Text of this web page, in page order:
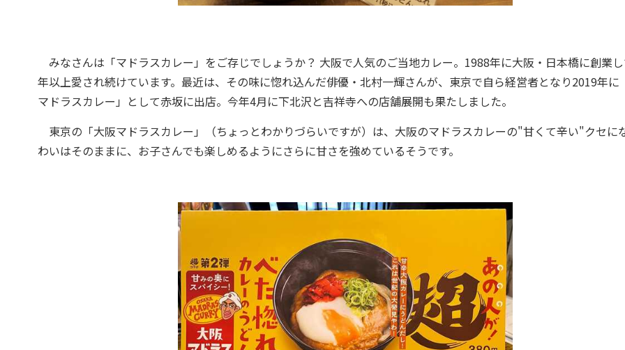
みなさんは「マドラスカレー」をご存じでしょうか？ 大阪で人気のご当地カレー。1988年に大阪・日本橋に創業
年以上愛され続けています。最近は、その味に惚れ込んだ俳優・北村一輝さんが、東京で自ら経営者となり2019年に
マドラスカレー」として赤坂に出店。今年4月に下北沢と吉祥寺への店舗展開も果たしました。
東京の「大阪マドラスカレー」（ちょっとわかりづらいですが）は、大阪のマドラスカレーの"甘くて辛い"クセに
わいはそのままに、お子さんでも楽しめるようにさらに甘さを強めているそうです。